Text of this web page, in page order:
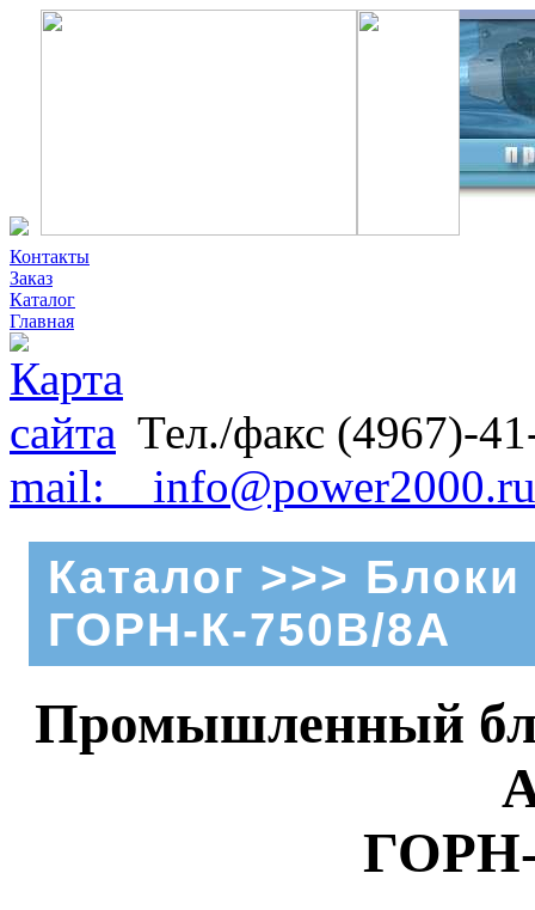
Контакты
Заказ
Каталог
Главная
Тел./факс (4967)-
mail: info@power2000.ru
Каталог >>>
ГОРН-К-750В/8А
Промышленный